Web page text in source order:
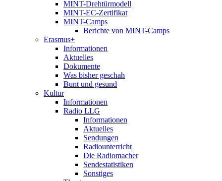
MINT-Drehtürmodell
MINT-EC-Zertifikat
MINT-Camps
Berichte von MINT-Camps
Erasmus+
Informationen
Aktuelles
Dokumente
Was bisher geschah
Bunt und gesund
Kultur
Informationen
Radio LLG
Informationen
Aktuelles
Sendungen
Radiounterricht
Die Radiomacher
Sendestatistiken
Sonstiges